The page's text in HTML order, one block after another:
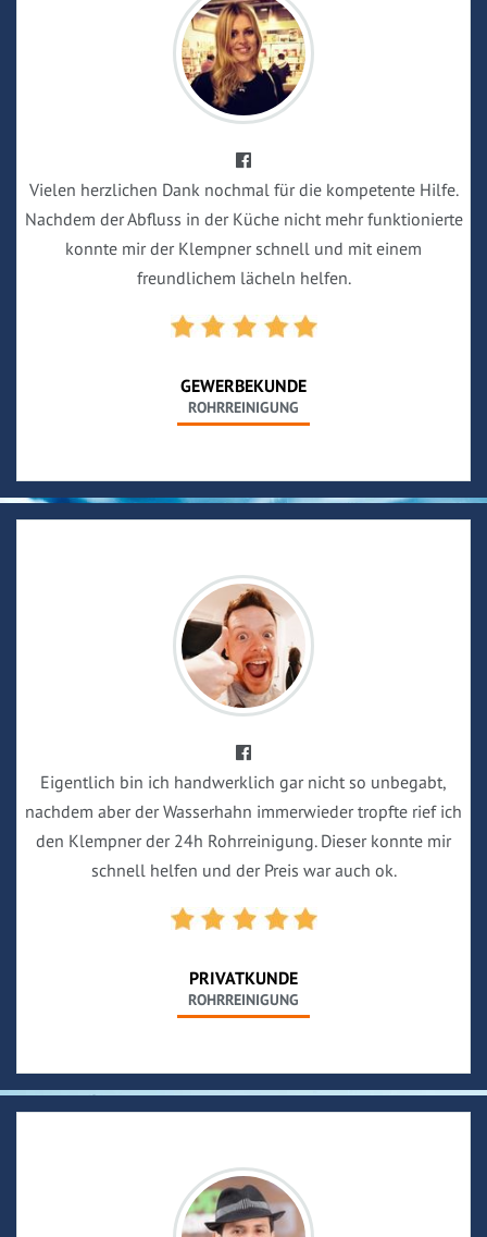
Vielen herzlichen Dank nochmal für die kompetente Hilfe.
Nachdem der Abfluss in der Küche nicht mehr funktionierte
konnte mir der Klempner schnell und mit einem
freundlichem lächeln helfen.
GEWERBEKUNDE
ROHRREINIGUNG
Eigentlich bin ich handwerklich gar nicht so unbegabt,
nachdem aber der Wasserhahn immerwieder tropfte rief ich
den Klempner der 24h Rohrreinigung. Dieser konnte mir
schnell helfen und der Preis war auch ok.
PRIVATKUNDE
ROHRREINIGUNG